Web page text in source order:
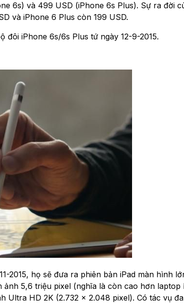
6s) và 499 USD (iPhone 6s Plus). Sự ra đời
và iPhone 6 Plus còn 199 USD.
đôi iPhone 6s/6s Plus tứ ngày 12-9-2015.
2015, họ sẽ đưa ra phiên bản iPad màn hình
ảnh 5,6 triệu pixel (nghĩa là còn cao hơn
Ultra HD 2K (2.732 x 2.048 pixel). Có tác vụ